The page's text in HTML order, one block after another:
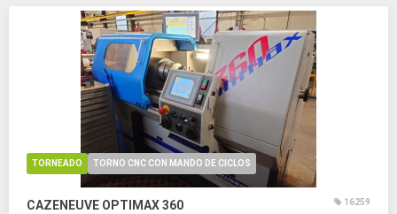
TORNEADO TORNO CNC CON MANDO DE CICLOS
CAZENEUVE OPTIMAX 360 16259